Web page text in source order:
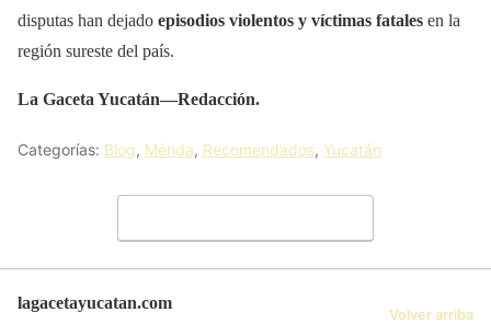
disputas han dejado episodios violentos y víctimas fatales en la
región sureste del país.
La Gaceta Yucatán—Redacción.
Categorías: Blog, Mérida, Recomendados, Yucatán
lagacetayucatan.com
Volver arriba